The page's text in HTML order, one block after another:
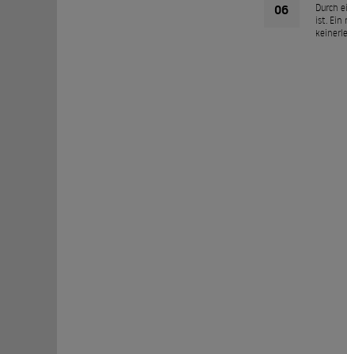
06
Durch
ist. Ein